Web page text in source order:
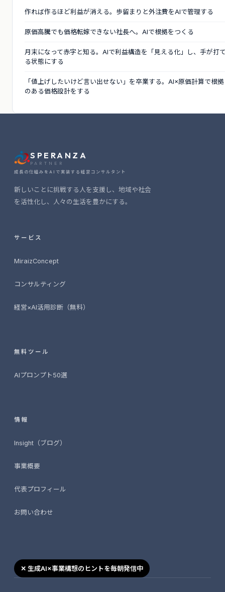
作れば作るほど利益が消える。歩留まりと外注費をAIで管理する
原価高騰でも価格転嫁できない社長へ。AIで根拠をつくる
月末になって赤字と知る。AIで利益構造を「見える化」し、手が打
る状態にする
「値上げしたいけど言い出せない」を卒業する。AI×原価計算で根拠
のある価格設計をする
SPERANZA
PARTNER
成長の仕組みをAIで実装する経営コンサルタント
新しいことに挑戦する人を支援し、地域や社会
を活性化し、人々の生活を豊かにする。
サービス
MiraizConcept
コンサルティング
経営×AI活用診断（無料）
無料ツール
AIプロンプト50選
情報
Insight（ブログ）
事業概要
代表プロフィール
お問い合わせ
✕ 生成AI×事業構想のヒントを毎朝発信中
2026-06-25
事業構想支援SaaS「Miraiz Concept」を